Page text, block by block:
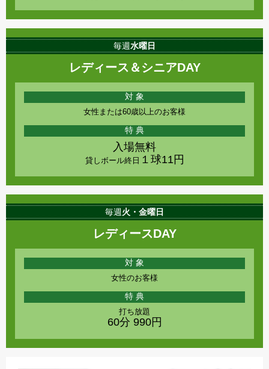
毎週水曜日
レディース＆シニアDAY
対 象
女性または60歳以上のお客様
特 典
入場無料
貸しボール終日 １球11円
毎週 火・金曜日
レディースDAY
対 象
女性のお客様
特 典
打ち放題
60分 990円